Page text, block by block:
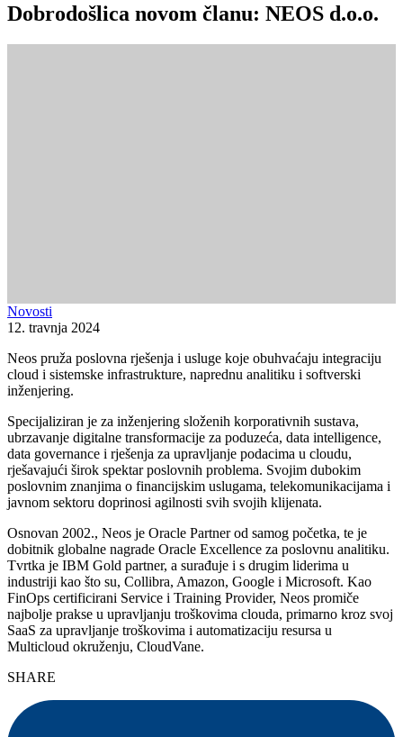
Dobrodošlica novom članu: NEOS d.o.o.
Novosti
12. travnja 2024
Neos pruža poslovna rješenja i usluge koje obuhvaćaju integraciju
cloud i sistemske infrastrukture, naprednu analitiku i softverski
inženjering.
Specijaliziran je za inženjering složenih korporativnih sustava,
ubrzavanje digitalne transformacije za poduzeća, data intelligence,
data governance i rješenja za upravljanje podacima u cloudu,
rješavajući širok spektar poslovnih problema. Svojim dubokim
poslovnim znanjima o financijskim uslugama, telekomunikacijama i
javnom sektoru doprinosi agilnosti svih svojih klijenata.
Osnovan 2002., Neos je Oracle Partner od samog početka, te je
dobitnik globalne nagrade Oracle Excellence za poslovnu analitiku.
Tvrtka je IBM Gold partner, a surađuje i s drugim liderima u
industriji kao što su, Collibra, Amazon, Google i Microsoft. Kao
FinOps certificirani Service i Training Provider, Neos promiče
najbolje prakse u upravljanju troškovima clouda, primarno kroz svoj
SaaS za upravljanje troškovima i automatizaciju resursa u
Multicloud okruženju, CloudVane.
SHARE